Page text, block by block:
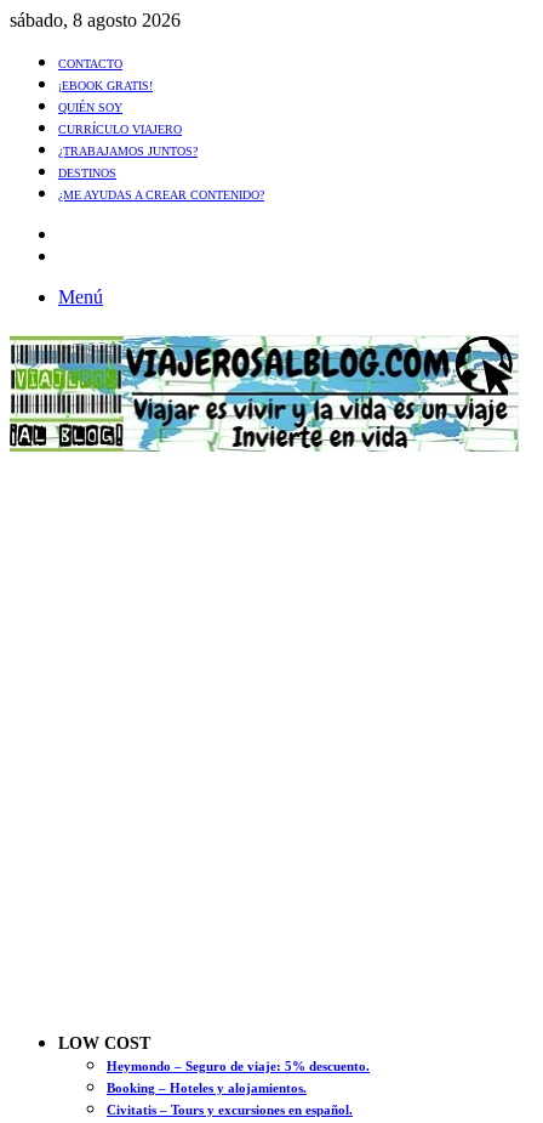
sábado, 8 agosto 2026
CONTACTO
¡EBOOK GRATIS!
QUIÉN SOY
CURRÍCULO VIAJERO
¿TRABAJAMOS JUNTOS?
DESTINOS
¿ME AYUDAS A CREAR CONTENIDO?
Menú
LOW COST
Heymondo – Seguro de viaje: 5% descuento.
Booking – Hoteles y alojamientos.
Civitatis – Tours y excursiones en español.